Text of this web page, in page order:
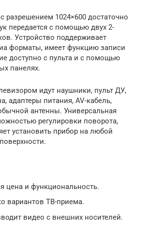
разрешением 1024×600 достаточно
передается с помощью двух 2-
Устройство поддерживает
форматы, имеет функцию записи
доступно с пульта и с помощью
панелях.
идут наушники, пульт ДУ,
адаптеры питания, AV-кабель,
антенны. Универсальная
регулировки поворота,
установить прибор на любой
цена и функциональность.
вариантов ТВ-приема.
видео с внешних носителей.